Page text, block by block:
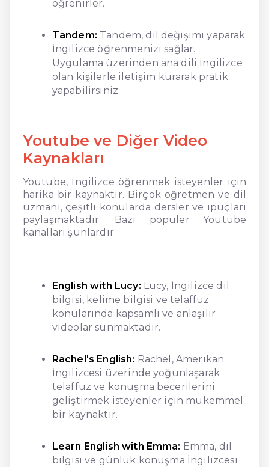
öğrenirler.
Tandem: Tandem, dil değişimi yaparak
İngilizce öğrenmenizi sağlar.
Uygulama üzerinden ana dili İngilizce
olan kişilerle iletişim kurarak pratik
yapabilirsiniz.
Youtube ve Diğer Video
Kaynakları
Youtube, İngilizce öğrenmek isteyenler için
harika bir kaynaktır. Birçok öğretmen ve dil
uzmanı, çeşitli konularda dersler ve ipuçları
paylaşmaktadır. Bazı popüler Youtube
kanalları şunlardır:
English with Lucy: Lucy, İngilizce dil
bilgisi, kelime bilgisi ve telaffuz
konularında kapsamlı ve anlaşılır
videolar sunmaktadır.
Rachel's English: Rachel, Amerikan
İngilizcesi üzerinde yoğunlaşarak
telaffuz ve konuşma becerilerini
geliştirmek isteyenler için mükemmel
bir kaynaktır.
Learn English with Emma: Emma, dil
bilgisi ve günlük konuşma İngilizcesi